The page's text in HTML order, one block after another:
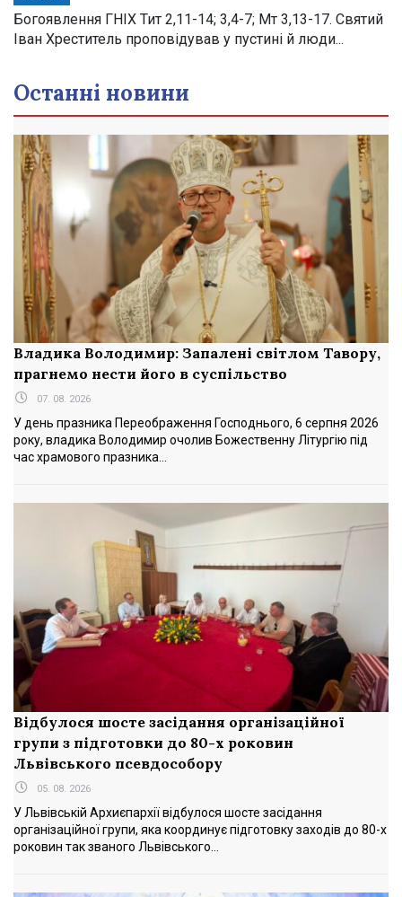
Богоявлення ГНІХ Тит 2,11-14; 3,4-7; Мт 3,13-17. Святий
Іван Хреститель проповідував у пустині й люди...
Останні новини
Владика Володимир: Запалені світлом Тавору,
прагнемо нести його в суспільство
07. 08. 2026
У день празника Переображення Господнього, 6 серпня 2026
року, владика Володимир очолив Божественну Літургію під
час храмового празника...
Відбулося шосте засідання організаційної
групи з підготовки до 80-х роковин
Львівського псевдособору
05. 08. 2026
У Львівській Архиєпархії відбулося шосте засідання
організаційної групи, яка координує підготовку заходів до 80-х
роковин так званого Львівського...